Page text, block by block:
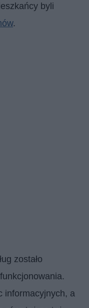
byli
.
zostało
informacyjnych, a